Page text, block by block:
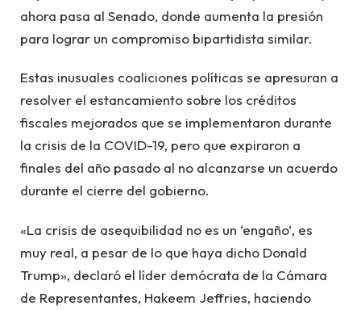
ahora pasa al Senado, donde aumenta la presión
para lograr un compromiso bipartidista similar.
Estas inusuales coaliciones políticas se apresuran a
resolver el estancamiento sobre los créditos
fiscales mejorados que se implementaron durante
la crisis de la COVID-19, pero que expiraron a
finales del año pasado al no alcanzarse un acuerdo
durante el cierre del gobierno.
«La crisis de asequibilidad no es un ‘engaño’, es
muy real, a pesar de lo que haya dicho Donald
Trump», declaró el líder demócrata de la Cámara
de Representantes, Hakeem Jeffries, haciendo